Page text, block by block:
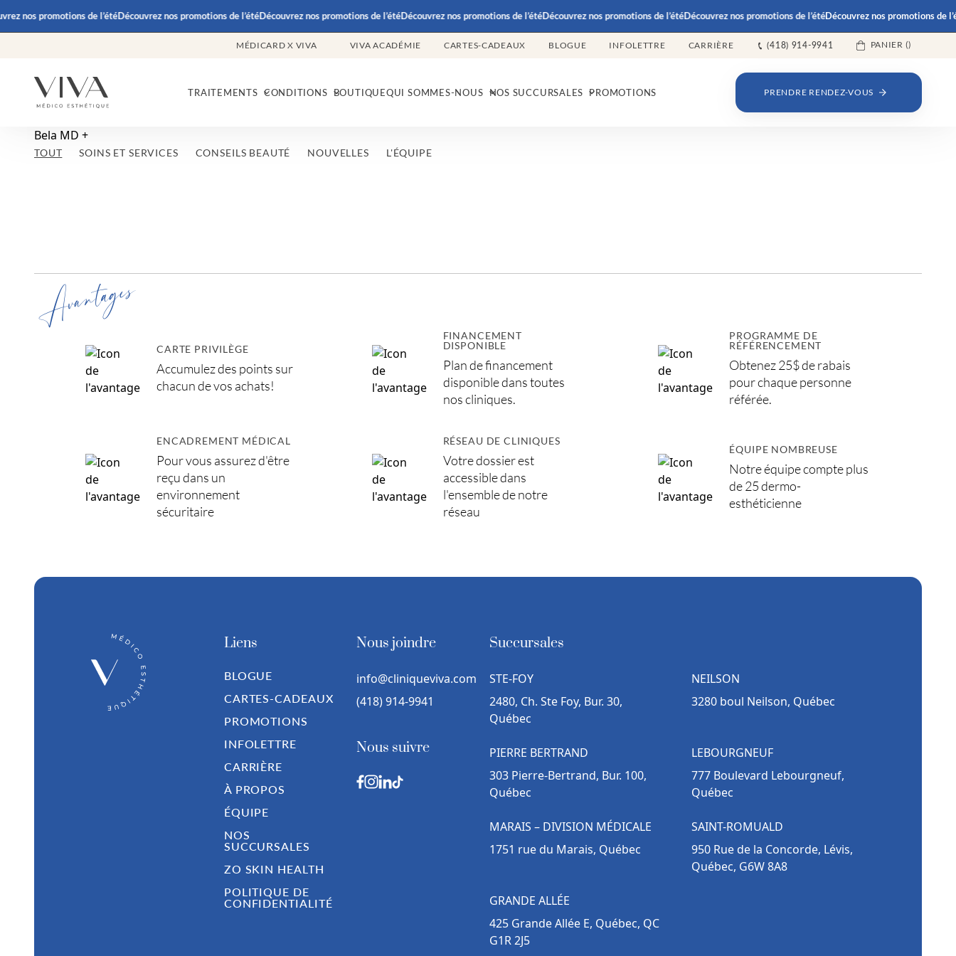
nos promotions de l’étéDécouvrez nos promotions de l’étéDécouvrez nos promotions de l’étéDécouvrez nos promotions de l’étéDécouvrez nos promotions de l’étéDécouvrez nos promotions de l’étéDécouvrez nos promotions de
MÉDICARD X VIVA VIVA ACADÉMIE CARTES-CADEAUX BLOGUE INFOLETTRE CARRIÈRE (418) 914-9941 PANIER ()
TRAITEMENTS CONDITIONS BOUTIQUEQUI SOMMES-NOUS NOS SUCCURSALES PROMOTIONS PRENDRE RENDEZ-VOUS
Bela MD +
TOUT SOINS ET SERVICES CONSEILS BEAUTÉ NOUVELLES L'ÉQUIPE
Avantages
CARTE PRIVILÈGE
Accumulez des points sur
chacun de vos achats!
FINANCEMENT
DISPONIBLE
Plan de financement
disponible dans toutes
nos cliniques.
PROGRAMME DE
RÉFÉRENCEMENT
Obtenez 25$ de rabais
pour chaque personne
référée.
ENCADREMENT MÉDICAL
Pour vous assurez d'être
reçu dans un
environnement
sécuritaire
RÉSEAU DE CLINIQUES
Votre dossier est
accessible dans
l'ensemble de notre
réseau
ÉQUIPE NOMBREUSE
Notre équipe compte plus
de 25 dermo-
esthéticienne
Succursales
STE-FOY
2480, Ch. Ste Foy, Bur. 30,
Québec
NEILSON
3280 boul Neilson, Québec
PIERRE BERTRAND
303 Pierre-Bertrand, Bur. 100,
Québec
LEBOURGNEUF
777 Boulevard Lebourgneuf,
Québec
MARAIS – DIVISION MÉDICALE
1751 rue du Marais, Québec
SAINT-ROMUALD
950 Rue de la Concorde, Lévis,
Québec, G6W 8A8
GRANDE ALLÉE
425 Grande Allée E, Québec, QC
G1R 2J5
Liens
BLOGUE
CARTES-CADEAUX
PROMOTIONS
INFOLETTRE
CARRIÈRE
À PROPOS
ÉQUIPE
NOS
SUCCURSALES
ZO SKIN HEALTH
POLITIQUE DE
CONFIDENTIALITÉ
Nous joindre
info@cliniqueviva.com
(418) 914-9941
Nous suivre